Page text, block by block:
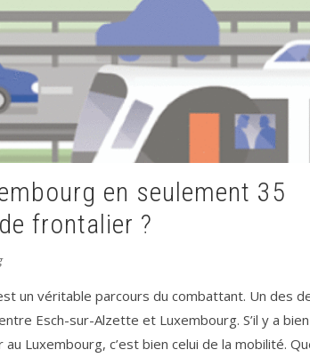
frontalier ?
un véritable parcours du combattant. Un des
Esch-sur-Alzette et Luxembourg. S’il y a
Luxembourg, c’est bien celui de la mobilité.